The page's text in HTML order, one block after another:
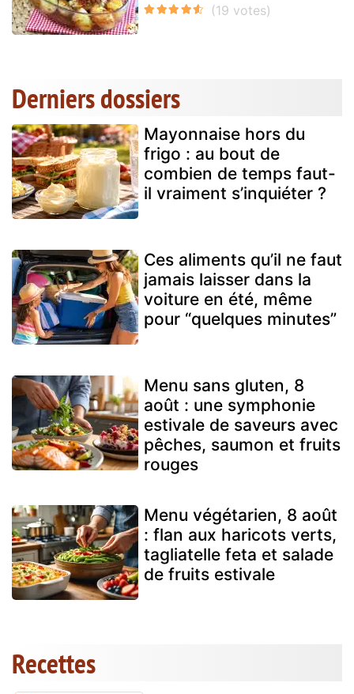
Derniers dossiers
Mayonnaise hors du
frigo : au bout de
combien de temps faut-
il vraiment s’inquiéter ?
Ces aliments qu’il ne faut
jamais laisser dans la
voiture en été, même
pour “quelques minutes”
Menu sans gluten, 8
août : une symphonie
estivale de saveurs avec
pêches, saumon et fruits
rouges
Menu végétarien, 8 août
: flan aux haricots verts,
tagliatelle feta et salade
de fruits estivale
Recettes